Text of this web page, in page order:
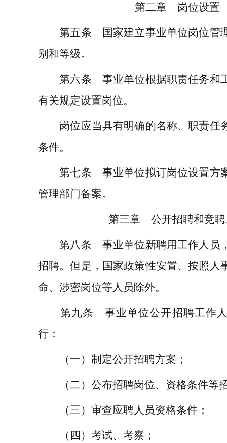
第二章 岗位设置
第五条 国家建立事业单位岗位管
别和等级。
第六条 事业单位根据职责任务和
有关规定设置岗位。
岗位应当具有明确的名称、职责任
条件。
第七条 事业单位拟订岗位设置方
管理部门备案。
第三章 公开招聘和竞聘
第八条 事业单位新聘用工作人员
招聘。但是，国家政策性安置、按照人
命、涉密岗位等人员除外。
第九条 事业单位公开招聘工作人
行：
（一）制定公开招聘方案；
（二）公布招聘岗位、资格条件等
（三）审查应聘人员资格条件；
（四）考试、考察；